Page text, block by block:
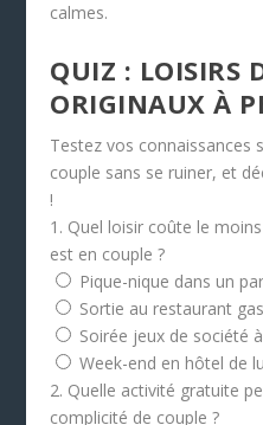
calmes.
QUIZ : LOISIRS
ORIGINAUX À
Testez vos connaissances
couple sans se ruiner, et
!
1. Quel loisir coûte le
est en couple ?
Pique-nique dans un
Sortie au restaurant
Soirée jeux de société
Week-end en hôtel de
2. Quelle activité gratuite
complicité de couple ?